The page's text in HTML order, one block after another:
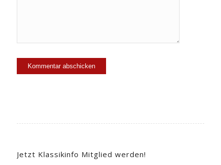
Jetzt Klassikinfo Mitglied werden!